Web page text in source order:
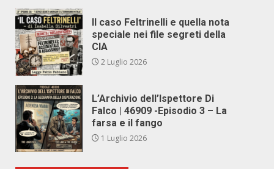
Il caso Feltrinelli e quella nota
speciale nei file segreti della
CIA
2 Luglio 2026
L’Archivio dell’Ispettore Di
Falco | 46909 -Episodio 3 – La
farsa e il fango
1 Luglio 2026